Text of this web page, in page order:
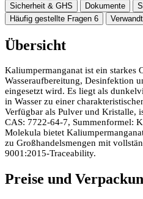
Sicherheit & GHS
Dokumente
Häufig gestellte Fragen 6 Verwandt
Übersicht
Kaliumpermanganat ist ein starkes
Wasseraufbereitung, Desinfektion
eingesetzt wird. Es liegt als
in Wasser zu einer
Verfügbar als Pulver und Kristalle,
CAS: 7722-64-7, Summenformel:
Molekula bietet
zu Großhandelsmengen mit
9001:2015-Traceability.
Preise und